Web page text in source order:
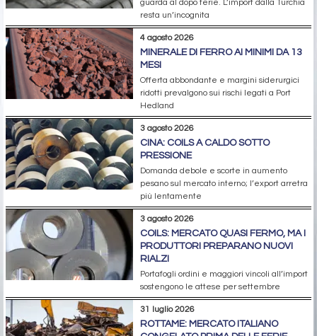
guarda al dopo ferie. L’import dalla Turchia
resta un’incognita
4 agosto 2026
MINERALE DI FERRO AI MINIMI DA 13
MESI
Offerta abbondante e margini siderurgici
ridotti prevalgono sui rischi legati a Port
Hedland
3 agosto 2026
CINA: COILS A CALDO SOTTO
PRESSIONE
Domanda debole e scorte in aumento
pesano sul mercato interno; l’export arretra
più lentamente
3 agosto 2026
COILS: MERCATO QUASI FERMO, MA I
PRODUTTORI PREPARANO NUOVI
RIALZI
Portafogli ordini e maggiori vincoli all’import
sostengono le attese per settembre
31 luglio 2026
ROTTAME: MERCATO ITALIANO